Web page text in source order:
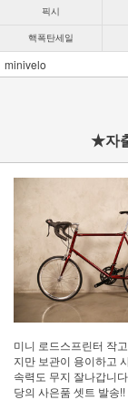
픽시
핵폭탄세일
minivelo
★자
미니 로드스프린터 작
지만 보관이 용이하고
속력도 무지 잘나갑니
당의 사은품 셋트 발송!!